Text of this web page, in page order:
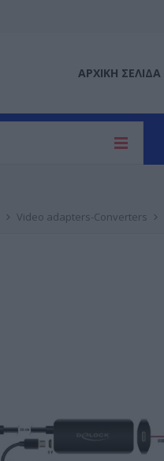
ΑΡΧΙΚΉ ΣΕΛΊΔΑ
Video adapters-Converters